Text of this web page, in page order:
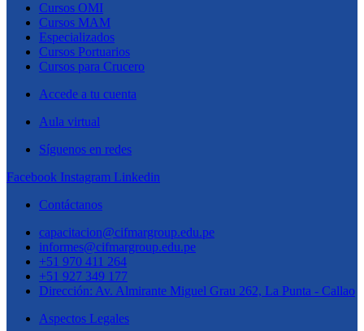
Cursos OMI
Cursos MAM
Especializados
Cursos Portuarios
Cursos para Crucero
Accede a tu cuenta
Aula virtual
Síguenos en redes
Facebook Instagram Linkedin
Contáctanos
capacitacion@cifmargroup.edu.pe
informes@cifmargroup.edu.pe
+51 970 411 264
+51 927 349 177
Dirección: Av. Almirante Miguel Grau 262, La Punta - Callao
Aspectos Legales